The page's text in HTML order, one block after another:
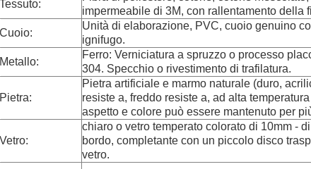
Tessuto:
impermeabile di 3M, con rallentamento della
Cuoio:
Unità di elaborazione, PVC, cuoio genuino
ignifugo.
Metallo:
Ferro: Verniciatura a spruzzo o processo
304. Specchio o rivestimento di trafilatura.
Pietra:
Pietra artificiale e marmo naturale (duro,
resiste a, freddo resiste a, ad alta
aspetto e colore può essere mantenuto per
Vetro:
chiaro o vetro temperato colorato di 10mm -
bordo, completante con un piccolo disco
vetro.